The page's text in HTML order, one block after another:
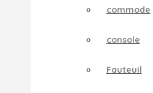
commode
console
Fauteuil